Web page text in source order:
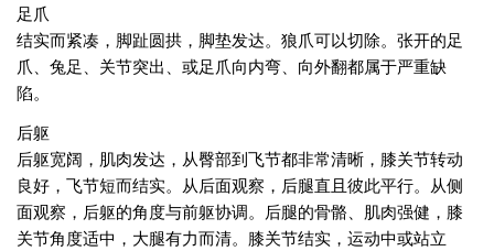
足爪
结实而紧凑，脚趾圆拱，脚垫发达。狼爪可以切除。张开的足
爪、兔足、关节突出、或足爪向内弯、向外翻都属于严重缺
陷。
后躯
后躯宽阔，肌肉发达，从臀部到飞节都非常清晰，膝关节转动
良好，飞节短而结实。从后面观察，后腿直且彼此平行。从侧
面观察，后躯的角度与前躯协调。后腿的骨骼、肌肉强健，膝
关节角度适中，大腿有力而清。膝关节结实，运动中或站立